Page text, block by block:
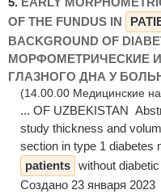
OF THE FUNDUS IN
BACKGROUND OF
МОРФОМЕТРИЧЕСКИЕ
ГЛАЗНОГО ДНА У
(14.00.00 Медицинские
... OF UZBEKISTAN
study thickness and
section in type 1 diabetes
patients without diabetic
Создано 23 января 2023